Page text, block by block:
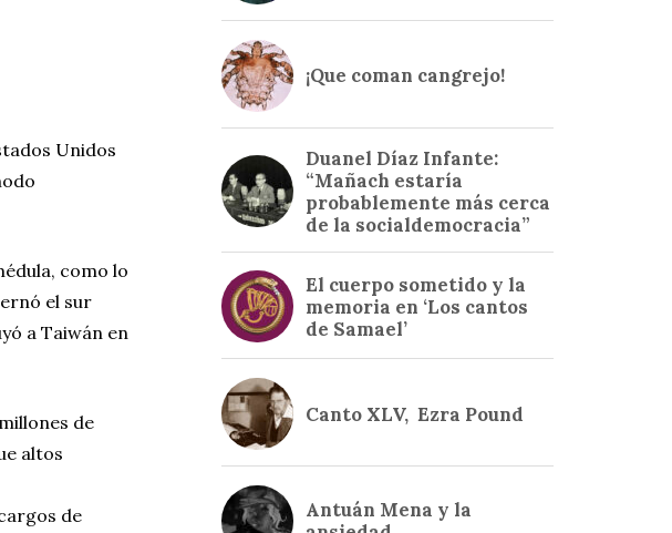
Unidos
como lo
el sur
a Taiwán en
de
altos
de